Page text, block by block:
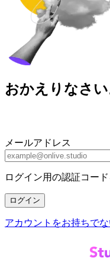
おかえりなさい
メールアドレス
ログイン用の認証コード
ログイン
アカウントをお持ちで